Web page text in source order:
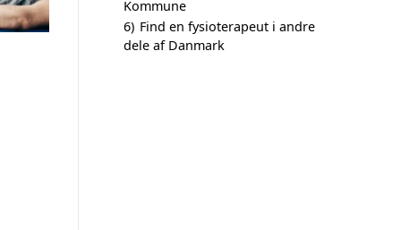
Kommune
6) Find en fysioterapeut i andre
dele af Danmark